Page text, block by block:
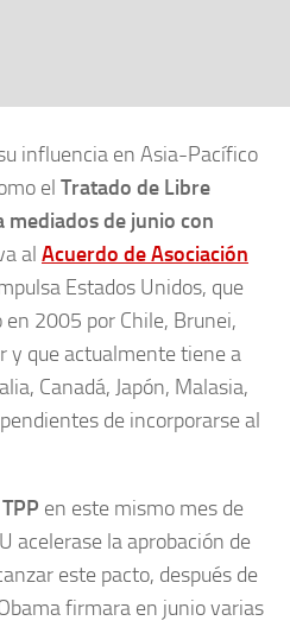
influencia en Asia-Pacífico
el Tratado de Libre
mediados de junio con
al Acuerdo de Asociación
Estados Unidos, que
2005 por Chile, Brunei,
y que actualmente tiene a
Canadá, Japón, Malasia,
de incorporarse al
TPP en este mismo mes de
acelerase la aprobación de
este pacto, después de
firmara en junio varias